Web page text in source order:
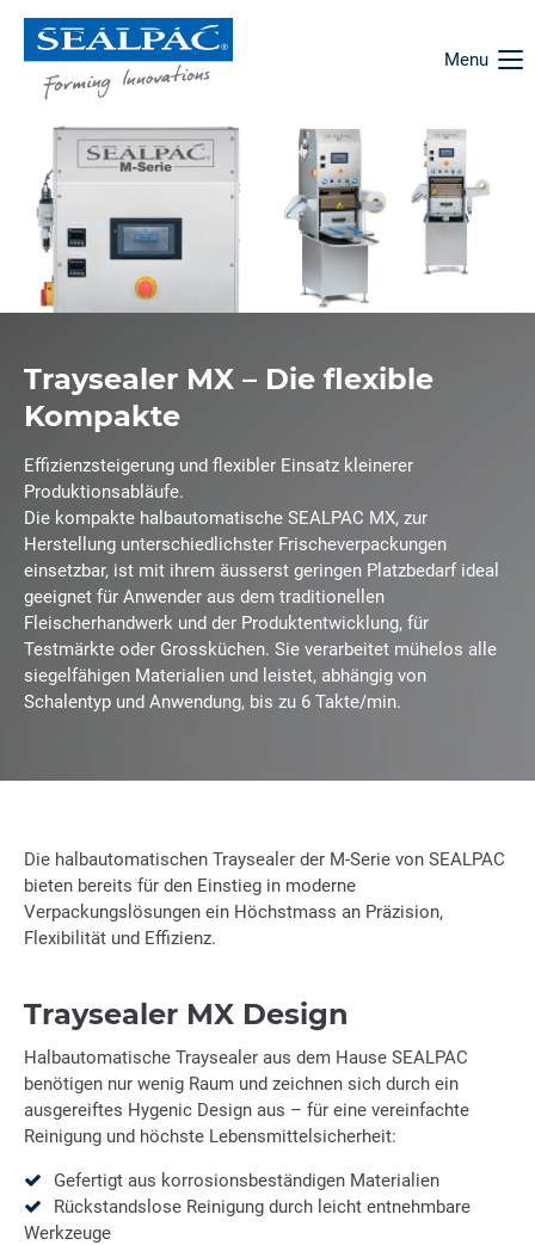
Menu
Traysealer MX – Die flexible
Kompakte
Effizienzsteigerung und flexibler Einsatz kleinerer
Produktionsabläufe.
Die kompakte halbautomatische SEALPAC MX, zur
Herstellung unterschiedlichster Frischeverpackungen
einsetzbar, ist mit ihrem äusserst geringen Platzbedarf ideal
geeignet für Anwender aus dem traditionellen
Fleischerhandwerk und der Produktentwicklung, für
Testmärkte oder Grossküchen. Sie verarbeitet mühelos alle
siegelfähigen Materialien und leistet, abhängig von
Schalentyp und Anwendung, bis zu 6 Takte/min.
Die halbautomatischen Traysealer der M-Serie von SEALPAC
bieten bereits für den Einstieg in moderne
Verpackungslösungen ein Höchstmass an Präzision,
Flexibilität und Effizienz.
Traysealer MX Design
Halbautomatische Traysealer aus dem Hause SEALPAC
benötigen nur wenig Raum und zeichnen sich durch ein
ausgereiftes Hygenic Design aus – für eine vereinfachte
Reinigung und höchste Lebensmittelsicherheit:
Gefertigt aus korrosionsbeständigen Materialien
Rückstandslose Reinigung durch leicht entnehmbare
Werkzeuge